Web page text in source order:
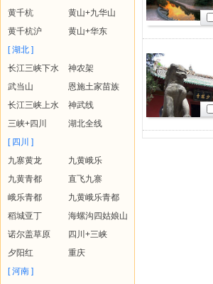
黄千杭
黄山+九华山
黄千杭沪
黄山+华东
[ 湖北 ]
长江三峡下水
神农架
武当山
恩施土家苗族
长江三峡上水
神武线
三峡+四川
湖北全线
[ 四川 ]
九寨黄龙
九黄峨乐
九黄青都
直飞九寨
峨乐青都
九黄峨乐青都
稻城亚丁
海螺沟四姑娘山
诺尔盖草原
四川+三峡
夕阳红
重庆
[ 河南 ]